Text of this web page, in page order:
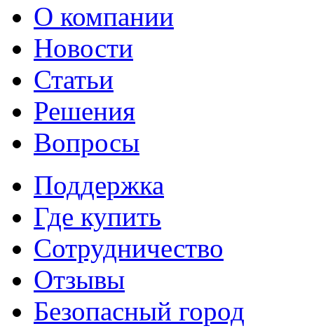
О компании
Новости
Статьи
Решения
Вопросы
Поддержка
Где купить
Сотрудничество
Отзывы
Безопасный город